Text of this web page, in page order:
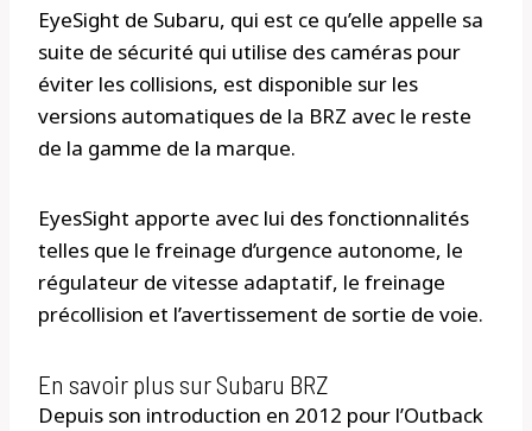
EyeSight de Subaru, qui est ce qu’elle appelle sa
suite de sécurité qui utilise des caméras pour
éviter les collisions, est disponible sur les
versions automatiques de la BRZ avec le reste
de la gamme de la marque.
EyesSight apporte avec lui des fonctionnalités
telles que le freinage d’urgence autonome, le
régulateur de vitesse adaptatif, le freinage
précollision et l’avertissement de sortie de voie.
En savoir plus sur Subaru BRZ
Depuis son introduction en 2012 pour l’Outback